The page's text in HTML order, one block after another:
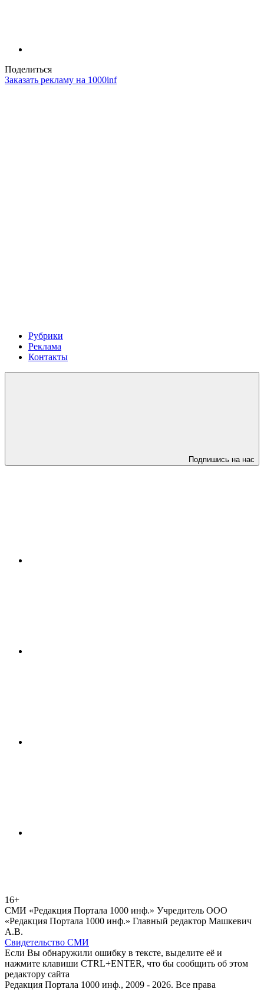
Поделиться
Заказать рекламу на 1000inf
Рубрики
Реклама
Контакты
Подпишись на нас
16+
СМИ «Редакция Портала 1000 инф.» Учредитель ООО
«Редакция Портала 1000 инф.» Главный редактор Машкевич
А.В.
Свидетельство СМИ
Если Вы обнаружили ошибку в тексте, выделите её и
нажмите клавиши CTRL+ENTER, что бы сообщить об этом
редактору сайта
Редакция Портала 1000 инф., 2009 - 2026. Все права